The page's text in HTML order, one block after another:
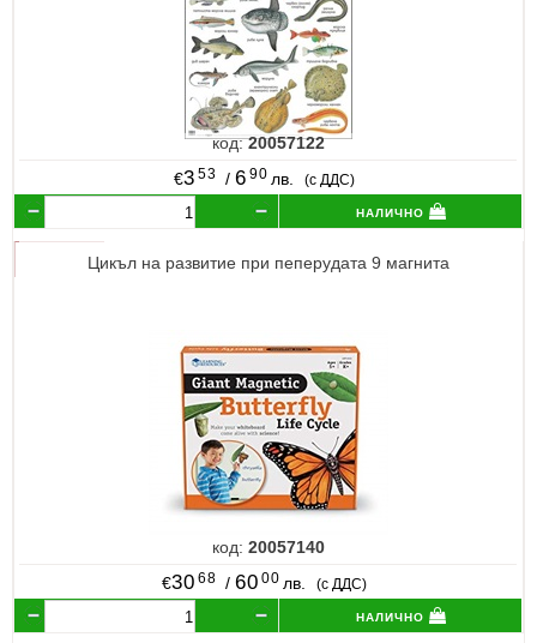
код:20057122
€3 53 / 6 90 лв. (с ДДС)
налично
Цикъл на развитие при пеперудата 9 магнита
код: 20057140
€30 68 / 60 00 лв. (с ДДС)
налично